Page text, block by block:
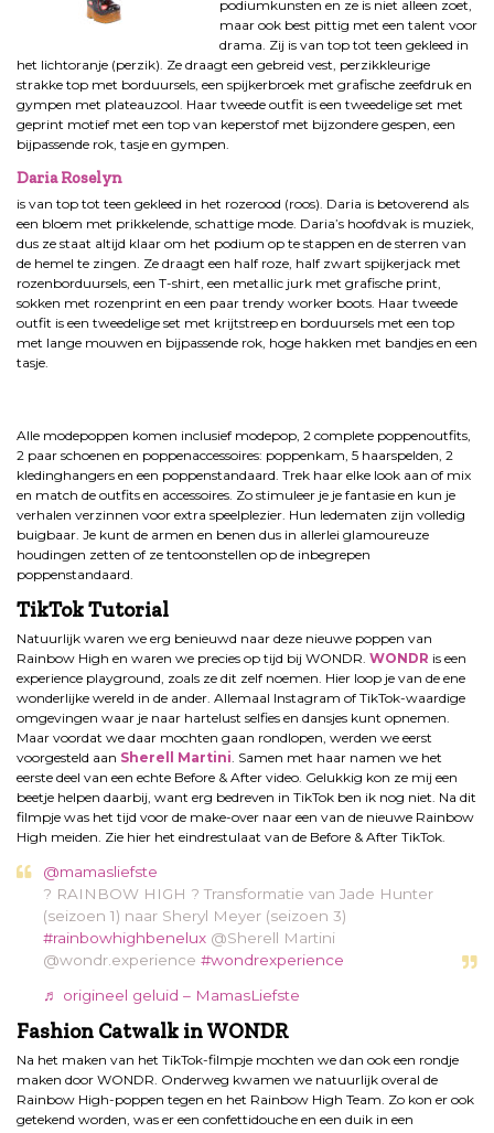
podiumkunsten en ze is niet alleen zoet,
maar ook best pittig met een talent voor
drama. Zij is van top tot teen gekleed in
het lichtoranje (perzik). Ze draagt een gebreid vest, perzikkleurige
strakke top met borduursels, een spijkerbroek met grafische zeefdruk en
gympen met plateauzool. Haar tweede outfit is een tweedelige set met
geprint motief met een top van keperstof met bijzondere gespen, een
bijpassende rok, tasje en gympen.
Daria Roselyn
is van top tot teen gekleed in het rozerood (roos). Daria is betoverend als
een bloem met prikkelende, schattige mode. Daria’s hoofdvak is muziek,
dus ze staat altijd klaar om het podium op te stappen en de sterren van
de hemel te zingen. Ze draagt een half roze, half zwart spijkerjack met
rozenborduursels, een T-shirt, een metallic jurk met grafische print,
sokken met rozenprint en een paar trendy worker boots. Haar tweede
outfit is een tweedelige set met krijtstreep en borduursels met een top
met lange mouwen en bijpassende rok, hoge hakken met bandjes en een
tasje.
Alle modepoppen komen inclusief modepop, 2 complete poppenoutfits,
2 paar schoenen en poppenaccessoires: poppenkam, 5 haarspelden, 2
kledinghangers en een poppenstandaard. Trek haar elke look aan of mix
en match de outfits en accessoires. Zo stimuleer je je fantasie en kun je
verhalen verzinnen voor extra speelplezier. Hun ledematen zijn volledig
buigbaar. Je kunt de armen en benen dus in allerlei glamoureuze
houdingen zetten of ze tentoonstellen op de inbegrepen
poppenstandaard.
TikTok Tutorial
Natuurlijk waren we erg benieuwd naar deze nieuwe poppen van
Rainbow High en waren we precies op tijd bij WONDR. WONDR is een
experience playground, zoals ze dit zelf noemen. Hier loop je van de ene
wonderlijke wereld in de ander. Allemaal Instagram of TikTok-waardige
omgevingen waar je naar hartelust selfies en dansjes kunt opnemen.
Maar voordat we daar mochten gaan rondlopen, werden we eerst
voorgesteld aan Sherell Martini. Samen met haar namen we het
eerste deel van een echte Before & After video. Gelukkig kon ze mij een
beetje helpen daarbij, want erg bedreven in TikTok ben ik nog niet. Na dit
filmpje was het tijd voor de make-over naar een van de nieuwe Rainbow
High meiden. Zie hier het eindrestulaat van de Before & After TikTok.
@mamasliefste
? RAINBOW HIGH ? Transformatie van Jade Hunter
(seizoen 1) naar Sheryl Meyer (seizoen 3)
#rainbowhighbenelux @Sherell Martini
@wondr.experience #wondrexperience
♬ origineel geluid – MamasLiefste
Fashion Catwalk in WONDR
Na het maken van het TikTok-filmpje mochten we dan ook een rondje
maken door WONDR. Onderweg kwamen we natuurlijk overal de
Rainbow High-poppen tegen en het Rainbow High Team. Zo kon er ook
getekend worden, was er een confettidouche en een duik in een